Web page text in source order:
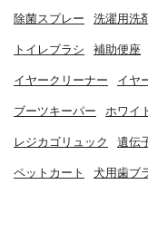
除菌スプレー 洗濯用洗
トイレブラシ 補助便座
イヤークリーナー イヤ
ブーツキーパー ホワイ
レジカゴリュック 遺伝
ペットカート 犬用歯ブ